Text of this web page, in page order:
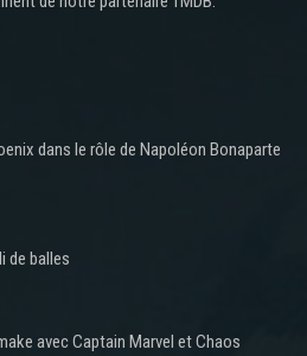
dans le rôle de Napoléon Bonaparte
de balles
avec Captain Marvel et Chaos